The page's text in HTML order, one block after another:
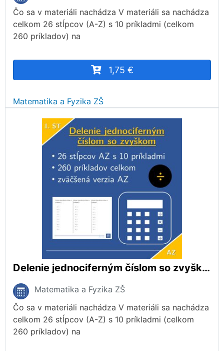
Čo sa v materiáli nachádza V materiáli sa nachádza
celkom 26 stĺpcov (A-Z) s 10 príkladmi (celkom
260 príkladov) na
1,75 €
Matematika a Fyzika ZŠ
Delenie jednociferným číslom so zvyškom | matematika 1. stupeň | 26 stĺpcov
Matematika a Fyzika ZŠ
Čo sa v materiáli nachádza V materiáli sa nachádza
celkom 26 stĺpcov (A-Z) s 10 príkladmi (celkom
260 príkladov) na